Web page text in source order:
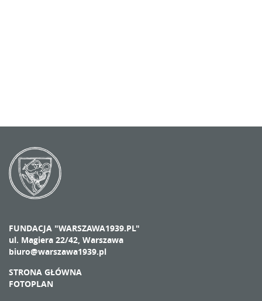
FUNDACJA "WARSZAWA1939.PL"
ul. Magiera 22/42, Warszawa
biuro@warszawa1939.pl
STRONA GŁÓWNA
FOTOPLAN